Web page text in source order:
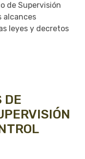
de Supervisión
alcances
leyes y decretos
DE